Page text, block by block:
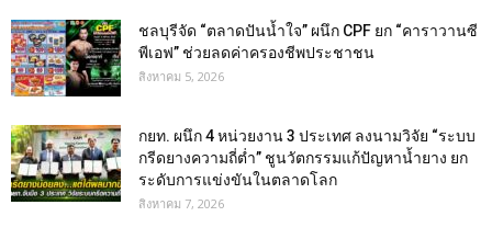
ชลบุรีจัด “ตลาดปันน้ำใจ” ผนึก CPF ยก “คาราวานซี
พีเอฟ” ช่วยลดค่าครองชีพประชาชน
สิงหาคม 5, 2026
กยท. ผนึก 4 หน่วยงาน 3 ประเทศ ลงนามวิจัย “ระบบ
กรีดยางความถี่ต่ำ” ชูนวัตกรรมแก้ปัญหาน้ำยาง ยก
ระดับการแข่งขันในตลาดโลก
สิงหาคม 7, 2026